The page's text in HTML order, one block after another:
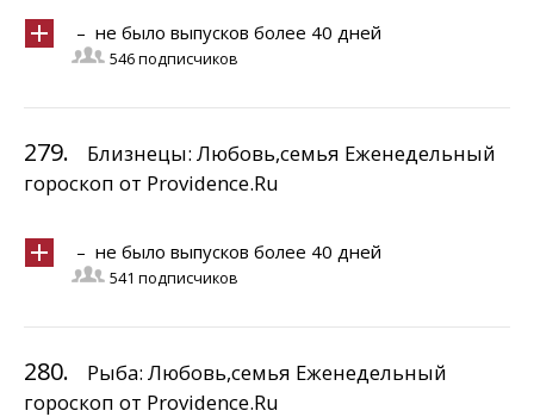
– не было выпусков более 40 дней
546 подписчиков
279.
Близнецы: Любовь,семья Еженедельный
гороскоп от Providence.Ru
– не было выпусков более 40 дней
541 подписчиков
280.
Рыба: Любовь,семья Еженедельный
гороскоп от Providence.Ru